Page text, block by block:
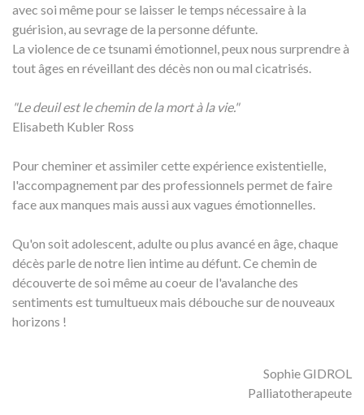
avec soi même pour se laisser le temps nécessaire à la
guérision, au sevrage de la personne défunte.
La violence de ce tsunami émotionnel, peux nous surprendre à
tout âges en réveillant des décès non ou mal cicatrisés.
"Le deuil est le chemin de la mort à la vie."
Elisabeth Kubler Ross
Pour cheminer et assimiler cette expérience existentielle,
l'accompagnement par des professionnels permet de faire
face aux manques mais aussi aux vagues émotionnelles.
Qu'on soit adolescent, adulte ou plus avancé en âge, chaque
décès parle de notre lien intime au défunt. Ce chemin de
découverte de soi même au coeur de l'avalanche des
sentiments est tumultueux mais débouche sur de nouveaux
horizons !
Sophie GIDROL
Palliatotherapeute